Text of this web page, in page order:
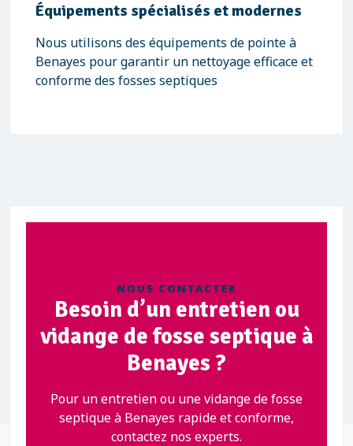
Équipements spécialisés et modernes
Nous utilisons des équipements de pointe à
Benayes pour garantir un nettoyage efficace et
conforme des fosses septiques
NOUS CONTACTER
Besoin d’un entretien ou
vidange de fosse septique à
Benayes ?
Pour un entretien ou une vidange de fosse
septique à Benayes rapide et conforme,
contactez nos experts.